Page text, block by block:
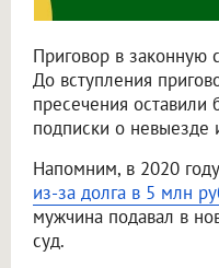
Приговор в законную
До вступления
пресечения
подписки о
Напомним, в 2020
из-за долга в 5 млн
мужчина подавал в
суд.